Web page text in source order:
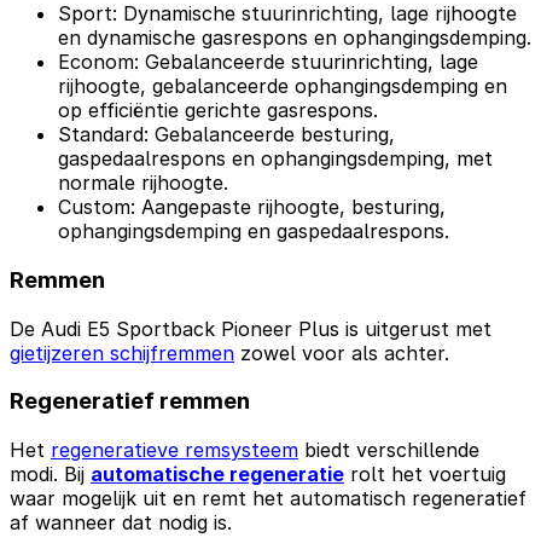
Sport: Dynamische stuurinrichting, lage rijhoogte
en dynamische gasrespons en ophangingsdemping.
Econom: Gebalanceerde stuurinrichting, lage
rijhoogte, gebalanceerde ophangingsdemping en
op efficiëntie gerichte gasrespons.
Standard: Gebalanceerde besturing,
gaspedaalrespons en ophangingsdemping, met
normale rijhoogte.
Custom: Aangepaste rijhoogte, besturing,
ophangingsdemping en gaspedaalrespons.
Remmen
De Audi E5 Sportback Pioneer Plus is uitgerust met
gietijzeren schijfremmen zowel voor als achter.
Regeneratief remmen
Het regeneratieve remsysteem biedt verschillende
modi. Bij automatische regeneratie rolt het voertuig
waar mogelijk uit en remt het automatisch regeneratief
af wanneer dat nodig is.